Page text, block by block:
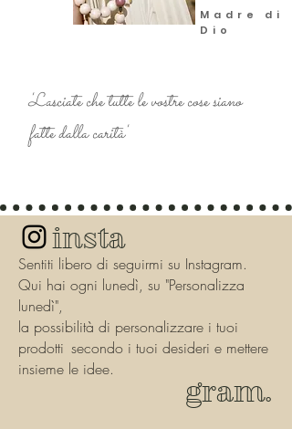
Madre di
Dio
'Lasciate che tutte le vostre cose siano
fatte dalla carità'
insta
gram.
Sentiti libero di seguirmi su Instagram.
Qui hai ogni lunedì, su "Personalizza
lunedì",
la possibilità di personalizzare i tuoi
prodotti secondo i tuoi desideri e mettere
insieme le idee.